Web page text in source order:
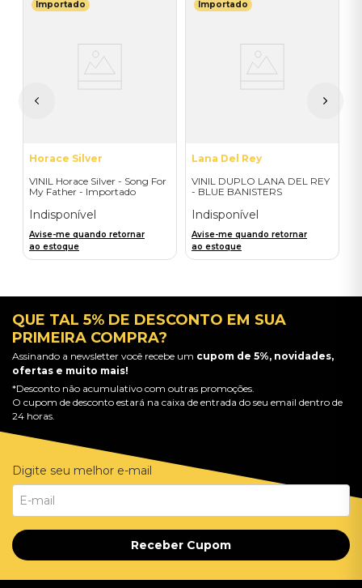
Importado
Horace Silver
VINIL Horace Silver - Song For
My Father - Importado
Indisponível
Avise-me quando retornar
ao estoque
Importado
Lana Del Rey
VINIL DUPLO LANA DEL REY
- BLUE BANISTERS
- IMPORTADO
Indisponível
Avise-me quando retornar
ao estoque
QUE TAL 5% DE DESCONTO EM SUA
PRIMEIRA COMPRA?
Assinando a newsletter você recebe um cupom de 5%, novidades,
ofertas e muito mais!
*Desconto não acumulativo com outras promoções.
O cupom de desconto estará na caixa de entrada do seu email dentro de
24 horas.
Digite seu melhor e-mail
Receber Cupom